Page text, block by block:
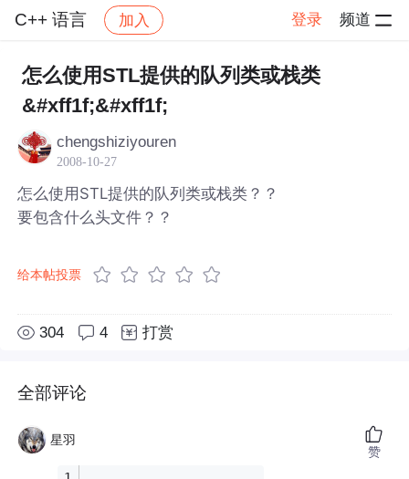
C++ 语言 加入 登录 频道
社区 C++ 语言 帖子详情
怎么使用STL提供的队列类或栈类
&#xff1f;&#xff1f;
chengshiziyouren
2008-10-27
怎么使用STL提供的队列类或栈类？？
要包含什么头文件？？
给本帖投票
304 4 打赏
全部评论
星羽
赞